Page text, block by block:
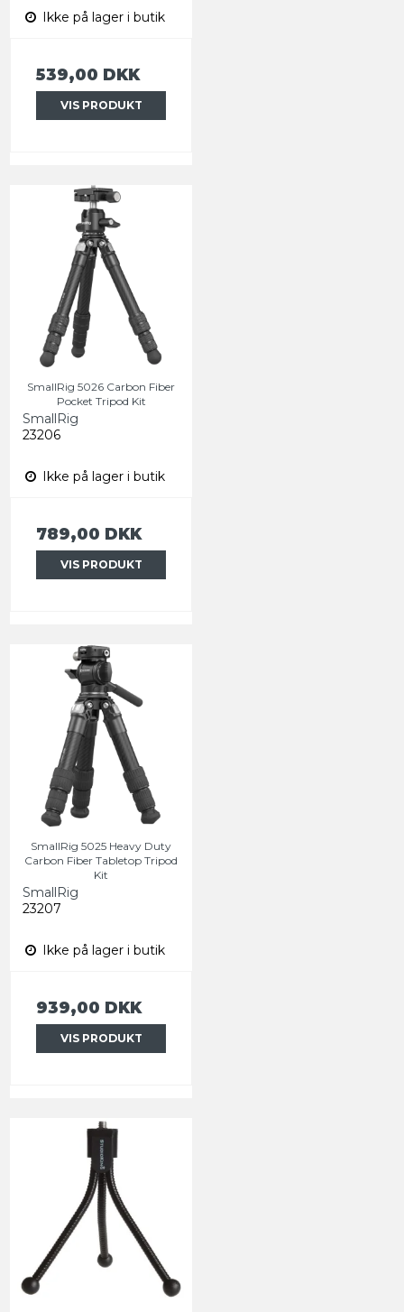
Ikke på lager i butik
539,00 DKK
VIS PRODUKT
SmallRig 5026 Carbon Fiber
Pocket Tripod Kit
SmallRig
23206
Ikke på lager i butik
789,00 DKK
VIS PRODUKT
SmallRig 5025 Heavy Duty
Carbon Fiber Tabletop Tripod
Kit
SmallRig
23207
Ikke på lager i butik
939,00 DKK
VIS PRODUKT